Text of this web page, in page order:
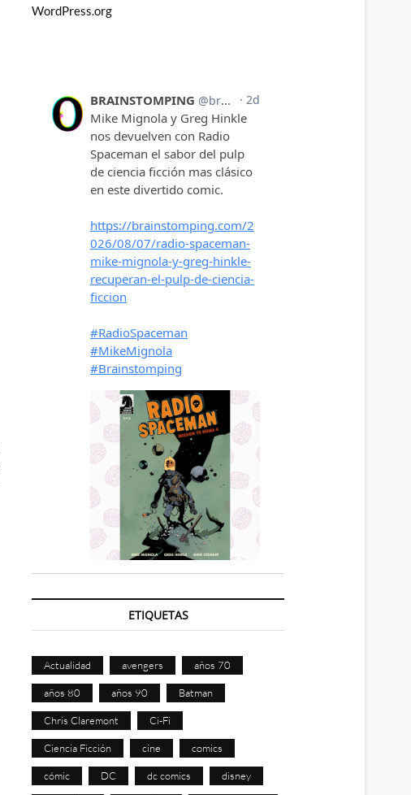
WordPress.org
ETIQUETAS
Actualidad avengers años 70
años 80 años 90 Batman
Chris Claremont Ci-Fi
Ciencia Ficción cine comics
cómic DC dc comics disney